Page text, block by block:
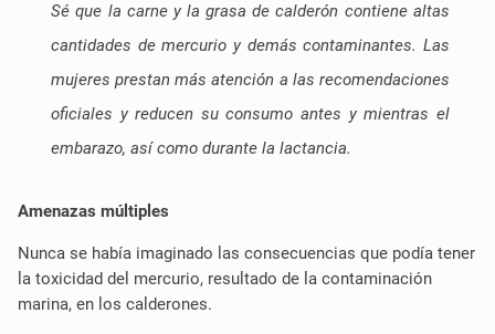
Sé que la carne y la grasa de calderón contiene altas
cantidades de mercurio y demás contaminantes. Las
mujeres prestan más atención a las recomendaciones
oficiales y reducen su consumo antes y mientras el
embarazo, así como durante la lactancia.
Amenazas múltiples
Nunca se había imaginado las consecuencias que podía tener
la toxicidad del mercurio, resultado de la contaminación
marina, en los calderones.